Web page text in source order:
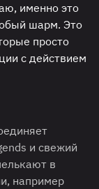
именно это
шарм. Это
просто
с действием
и свежий
в
например